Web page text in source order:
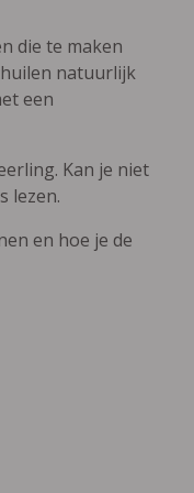
die te maken
natuurlijk
een
Kan je niet
lezen.
en hoe je de